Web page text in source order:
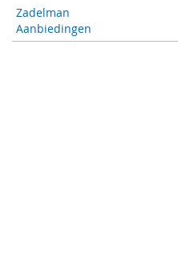
Zadelman
Aanbiedingen